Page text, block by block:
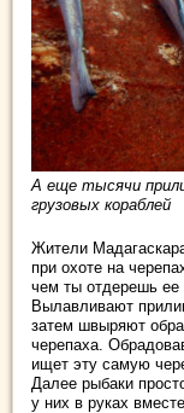
А еще тысячи
грузовых кораблей
Жители
при охоте на
чем ты отдерешь ее
Вылавливают
затем швыряют
черепаха.
ищет эту самую
Далее рыбаки
у них в руках